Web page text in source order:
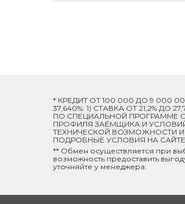
* КРЕДИТ ОТ 100 000 ДО 9 000
37,640%: 1) СТАВКА ОТ 21,2%
ПО СПЕЦИАЛЬНОЙ ПРОГРАММЕ
ПРОФИЛЯ ЗАЁМЩИКА И
ТЕХНИЧЕСКОЙ ВОЗМОЖНОСТИ И
ПОДРОБНЫЕ УСЛОВИЯ НА САЙТЕ
** Обмен осуществляется при
возможность предоставить
уточняйте у менеджера.